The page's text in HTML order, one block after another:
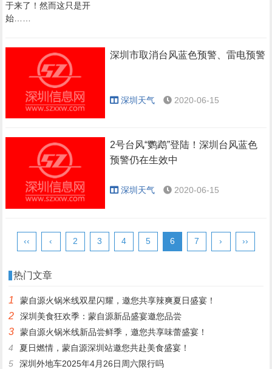
被雨水洗刷过的地方
气温也“嗖”地降了下去
深圳市取消台风蓝色预警、雷电预警
深圳天气 2020-06-15
2号台风“鹦鹉”登陆！深圳台风蓝色
预警仍在生效中
深圳天气 2020-06-15
‹‹ ‹ 2 3 4 5 6 7 › ››
热门文章
1 蒙自源火锅米线双星闪耀，邀您共享辣爽夏日盛宴！
2 深圳美食狂欢季：蒙自源新品盛宴邀您品尝
3
蒙自源火锅米线新品尝鲜季，邀您共享味蕾盛宴！
4
夏日燃情，蒙自源深圳站邀您共赴美食盛宴！
5
深圳外地车2025年4月26日周六限行吗